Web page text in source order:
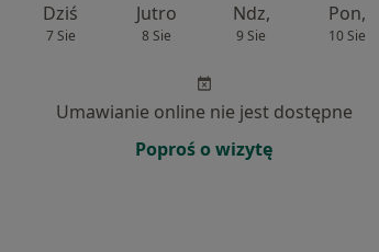
Dziś
7 Sie
Jutro
8 Sie
Ndz,
9 Sie
Pon,
10 Sie
Umawianie online nie jest dostępne
Poproś o wizytę